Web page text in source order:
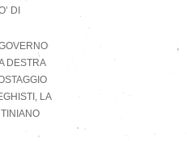
DI
DESTRA
LA